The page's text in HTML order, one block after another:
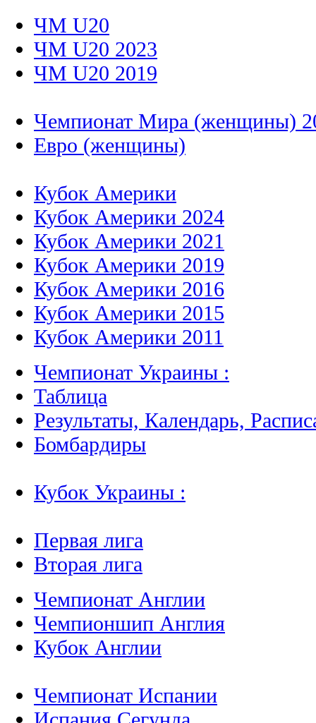
ЧМ U20
ЧМ U20 2023
ЧМ U20 2019
Чемпионат Мира (женщины)
Евро (женщины)
Кубок Америки
Кубок Америки 2024
Кубок Америки 2021
Кубок Америки 2019
Кубок Америки 2016
Кубок Америки 2015
Кубок Америки 2011
Чемпионат Украины :
Таблица
Результаты, Календарь,
Бомбардиры
Кубок Украины :
Первая лига
Вторая лига
Чемпионат Англии
Чемпионшип Англия
Кубок Англии
Чемпионат Испании